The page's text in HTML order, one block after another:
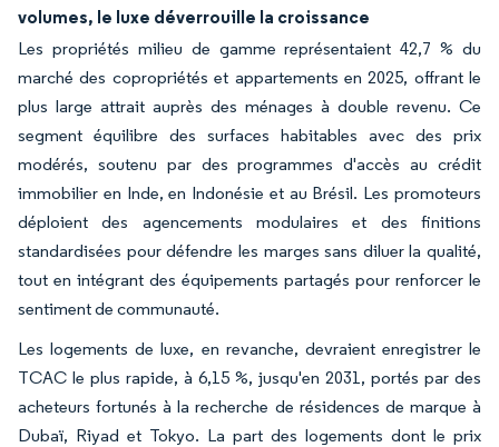
volumes, le luxe déverrouille la croissance
Les propriétés milieu de gamme représentaient 42,7 % du
marché des copropriétés et appartements en 2025, offrant le
plus large attrait auprès des ménages à double revenu. Ce
segment équilibre des surfaces habitables avec des prix
modérés, soutenu par des programmes d'accès au crédit
immobilier en Inde, en Indonésie et au Brésil. Les promoteurs
déploient des agencements modulaires et des finitions
standardisées pour défendre les marges sans diluer la qualité,
tout en intégrant des équipements partagés pour renforcer le
sentiment de communauté.
Les logements de luxe, en revanche, devraient enregistrer le
TCAC le plus rapide, à 6,15 %, jusqu'en 2031, portés par des
acheteurs fortunés à la recherche de résidences de marque à
Dubaï, Riyad et Tokyo. La part des logements dont le prix